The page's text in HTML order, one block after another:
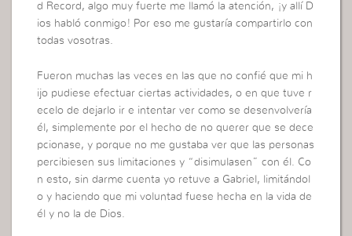
d Record, algo muy fuerte me llamó la atención, ¡y allí D
ios habló conmigo! Por eso me gustaría compartirlo con
todas vosotras.
Fueron muchas las veces en las que no confié que mi h
ijo pudiese efectuar ciertas actividades, o en que tuve r
ecelo de dejarlo ir e intentar ver como se desenvolvería
él, simplemente por el hecho de no querer que se dece
pcionase, y porque no me gustaba ver que las personas
percibiesen sus limitaciones y “disimulasen” con él. Co
n esto, sin darme cuenta yo retuve a Gabriel, limitándol
o y haciendo que mi voluntad fuese hecha en la vida de
él y no la de Dios.